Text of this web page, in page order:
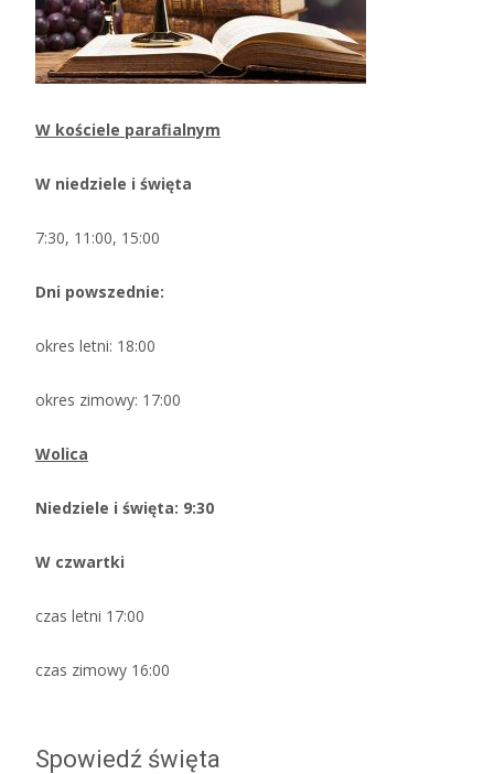
W kościele parafialnym
W niedziele i święta
7:30, 11:00, 15:00
Dni powszednie:
okres letni: 18:00
okres zimowy: 17:00
Wolica
Niedziele i święta: 9:30
W czwartki
czas letni 17:00
czas zimowy 16:00
Spowiedź święta